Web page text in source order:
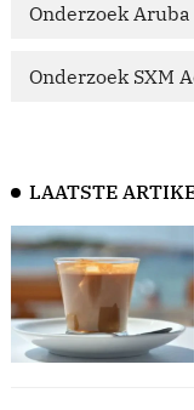
Onderzoek
Onderzoek SXM
LAATSTE